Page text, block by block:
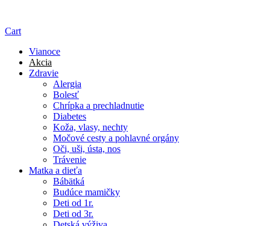
Cart
Vianoce
Akcia
Zdravie
Alergia
Bolesť
Chrípka a prechladnutie
Diabetes
Koža, vlasy, nechty
Močové cesty a pohlavné orgány
Oči, uši, ústa, nos
Trávenie
Matka a dieťa
Bábätká
Budúce mamičky
Deti od 1r.
Deti od 3r.